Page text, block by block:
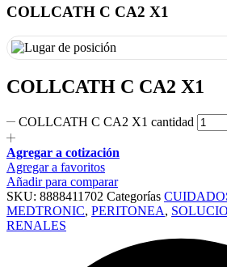
COLLCATH C CA2 X1
COLLCATH C CA2 X1
COLLCATH C CA2 X1 cantidad
Agregar a cotización
Agregar a favoritos
Añadir para comparar
SKU: 8888411702 Categorías
MEDTRONIC, PERITONEA,
RENALES